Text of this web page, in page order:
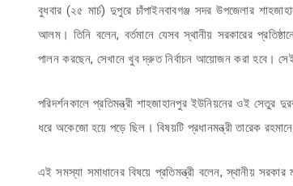
বুধবার (২৫ মার্চ) দুপুরে চাঁপাইনবাবগঞ্জ সদর উপজেলার
আলম। তিনি বলেন, বর্তমানে যেসব স্থানীয় সরকারের
পালন করছেন, সেখানে খুব দ্রুত নির্বাচন আয়োজন করা হবে। সেই
পরিদর্শনকালে প্রতিমন্ত্রী শাহজাহানপুর ইউনিয়নের ওই সেতুর
ধরে অকেজো হয়ে পড়ে ছিল। বিষয়টি প্রধানমন্ত্রী তারেক
এই সমস্যা সমাধানের বিষয়ে প্রতিমন্ত্রী বলেন, স্থানীয়